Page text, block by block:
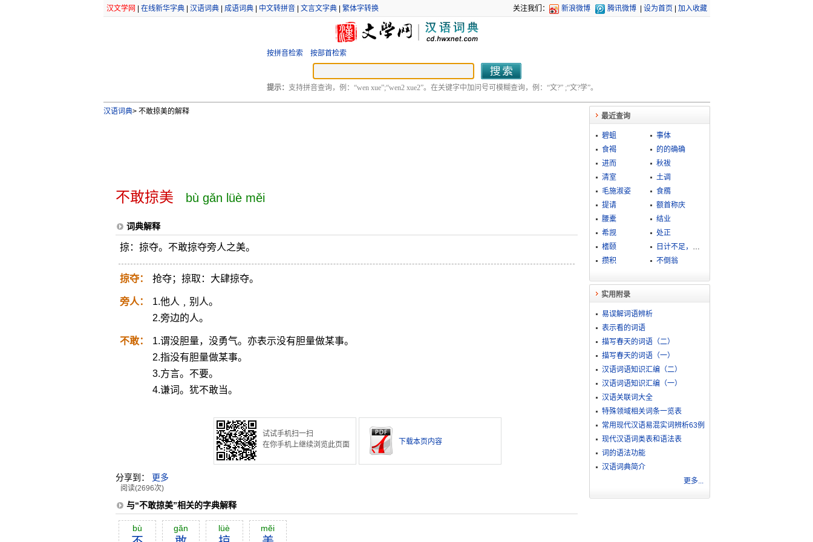
汉文学网 在线新华字典| 汉语词典| 成语词典| 中文转拼音| 文言文字典| 繁体字转换 关注我们： 新浪微博 腾讯微博 设为首页 加入收藏
按拼音检索 按部首检索
提示： 支持拼音查询，例：“wen xue”;“wen2 xue2”。在关键字中加问号可模糊查询，例：“文?” ;“文?学”。
汉语词典>不敢掠美的解释
不敢掠美 bù gǎn lüè měi
词典解释
掠：掠夺。不敢掠夺旁人之美。
掠夺： 抢夺；掠取：大肆掠夺。
旁人：
1.他人﹐别人。
2.旁边的人。
不敢：
1.谓没胆量，没勇气。亦表示没有胆量做某事。
2.指没有胆量做某事。
3.方言。不要。
4.谦词。犹不敢当。
试试手机扫一扫
在你手机上继续浏览此页面
下载本页内容
分享到： 更多
阅读(2696次)
与“不敢掠美”相关的字典解释
bù găn lüè mĕi
最近查询
碧蛆
事体
食褐
的的确确
进而
秋祓
清室
土调
毛施淑姿
食鴈
提请
额首称庆
腰橐
结业
希觊
处正
榰颐
日计不足，岁计有余
攒积
不倒翁
实用附录
易误解词语辨析
表示看的词语
描写春天的词语（二）
描写春天的词语（一）
汉语词语知识汇编（二）
汉语词语知识汇编（一）
汉语关联词大全
特殊领域相关词条一览表
常用现代汉语易混实词辨析63例
现代汉语词类表和语法表
词的语法功能
汉语词典简介
更多...